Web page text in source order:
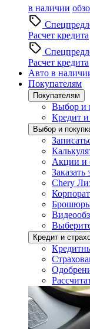
в наличии
Расчет кредита
Расчет кредита
Авто в
Покупателям
Покупателям
Выбор и
Кредит и
Выбор и
Акции и
Заказать
Chery
Кредит и